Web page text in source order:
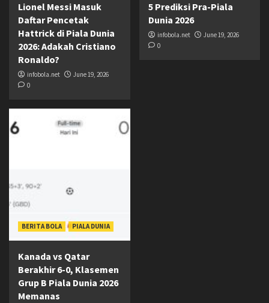
Lionel Messi Masuk
Daftar Pencetak
Hattrick di Piala Dunia
2026: Adakah Cristiano
Ronaldo?
infobola.net
June 19, 2026
0
5 Prediksi Pra-Piala
Dunia 2026
infobola.net
June 19, 2026
0
BERITA BOLA PIALA DUNIA
Kanada vs Qatar
Berakhir 6-0, Klasemen
Grup B Piala Dunia 2026
Memanas